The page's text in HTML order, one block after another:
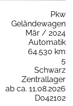
Pkw
Geländewagen
Mär / 2024
Automatik
64.530 km
5
Schwarz
Zentrallager
ab ca. 11.08.2026
D042102